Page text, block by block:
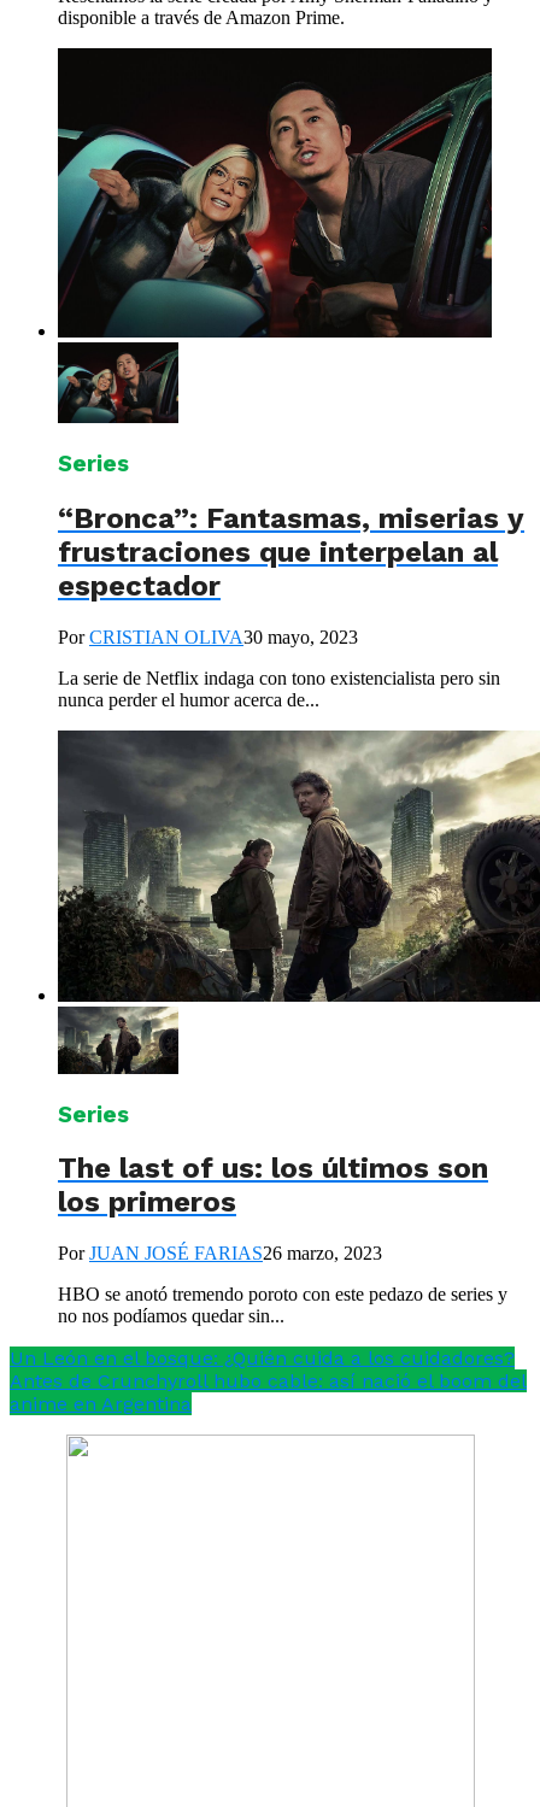
disponible a través de Amazon Prime.
Series
“Bronca”: Fantasmas, miserias y
frustraciones que interpelan al
espectador
PorCRISTIAN OLIVA30 mayo, 2023
La serie de Netflix indaga con tono existencialista pero sin
nunca perder el humor acerca de...
Series
The last of us: los últimos son
los primeros
PorJUAN JOSÉ FARIAS26 marzo, 2023
HBO se anotó tremendo poroto con este pedazo de series y
no nos podíamos quedar sin...
Un León en el bosque: ¿Quién cuida a los cuidadores?
Antes de Crunchyroll hubo cable: así nació el boom del
anime en Argentina